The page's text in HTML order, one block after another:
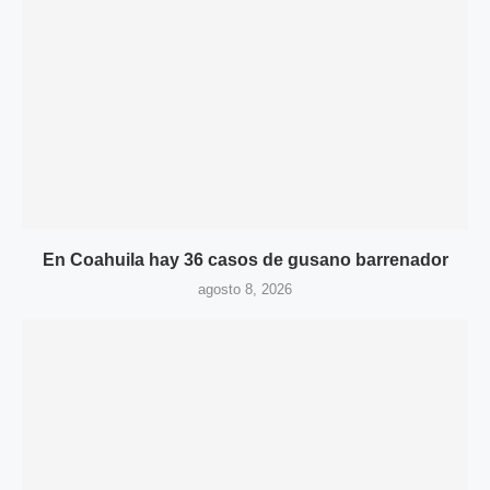
En Coahuila hay 36 casos de gusano barrenador
agosto 8, 2026